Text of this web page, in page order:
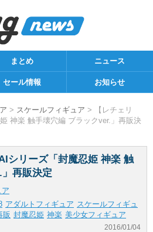
まとめ ニュース
セール情報 お知らせ
> スケールフィギュア > 【レチェリ
神楽 触手壊穴編 ブラックver.」再販決
シリーズ「封魔忍姫 神楽 触
再販決定
ア
アダルトフィギュア スケールフィギュ
販 封魔忍姫 神楽 美少女フィギュア
2016/01/04